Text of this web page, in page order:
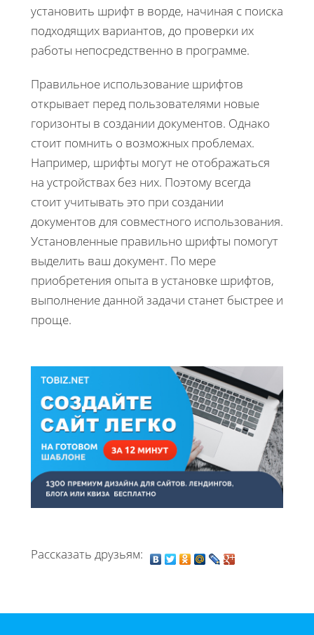
установить шрифт в ворде, начиная с поиска
подходящих вариантов, до проверки их
работы непосредственно в программе.
Правильное использование шрифтов
открывает перед пользователями новые
горизонты в создании документов. Однако
стоит помнить о возможных проблемах.
Например, шрифты могут не отображаться
на устройствах без них. Поэтому всегда
стоит учитывать это при создании
документов для совместного использования.
Установленные правильно шрифты помогут
выделить ваш документ. По мере
приобретения опыта в установке шрифтов,
выполнение данной задачи станет быстрее и
проще.
Рассказать друзьям: